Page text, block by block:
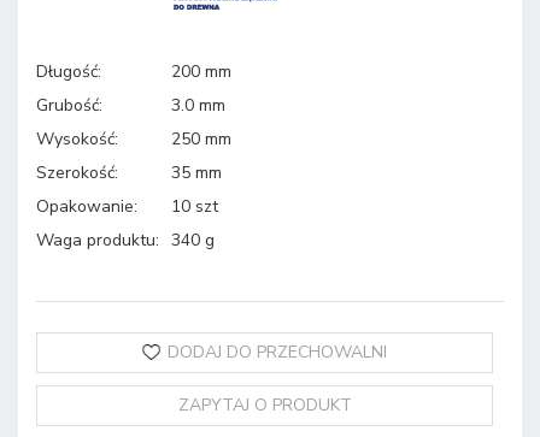
Długość:
200 mm
Grubość:
3.0 mm
Wysokość:
250 mm
Szerokość:
35 mm
Opakowanie:
10 szt
Waga produktu: 340 g
DODAJ DO PRZECHOWALNI
ZAPYTAJ O PRODUKT